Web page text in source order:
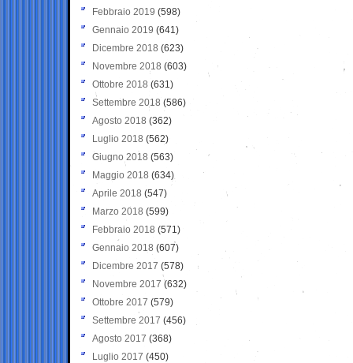
Febbraio 2019 (598)
Gennaio 2019 (641)
Dicembre 2018 (623)
Novembre 2018 (603)
Ottobre 2018 (631)
Settembre 2018 (586)
Agosto 2018 (362)
Luglio 2018 (562)
Giugno 2018 (563)
Maggio 2018 (634)
Aprile 2018 (547)
Marzo 2018 (599)
Febbraio 2018 (571)
Gennaio 2018 (607)
Dicembre 2017 (578)
Novembre 2017 (632)
Ottobre 2017 (579)
Settembre 2017 (456)
Agosto 2017 (368)
Luglio 2017 (450)